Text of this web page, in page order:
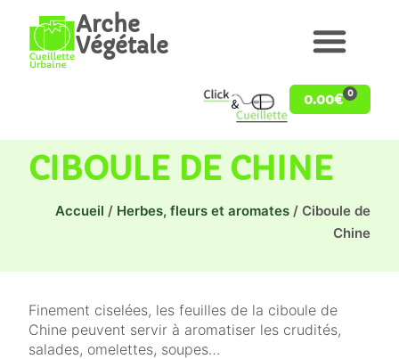
Arche
Végétale
0.00€ 0
CIBOULE DE CHINE
Accueil / Herbes, fleurs et aromates / Ciboule de
Chine
Finement ciselées, les feuilles de la ciboule de
Chine peuvent servir à aromatiser les crudités,
salades, omelettes, soupes…